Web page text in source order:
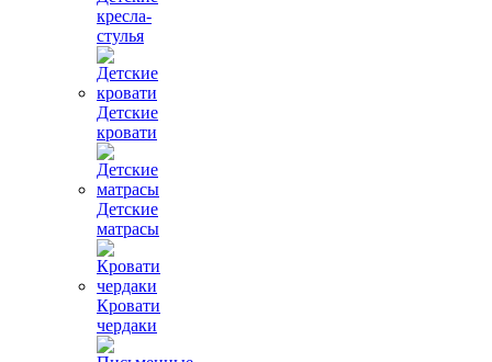
кресла-
стулья
Детские
кровати
Детские
матрасы
Кровати
чердаки